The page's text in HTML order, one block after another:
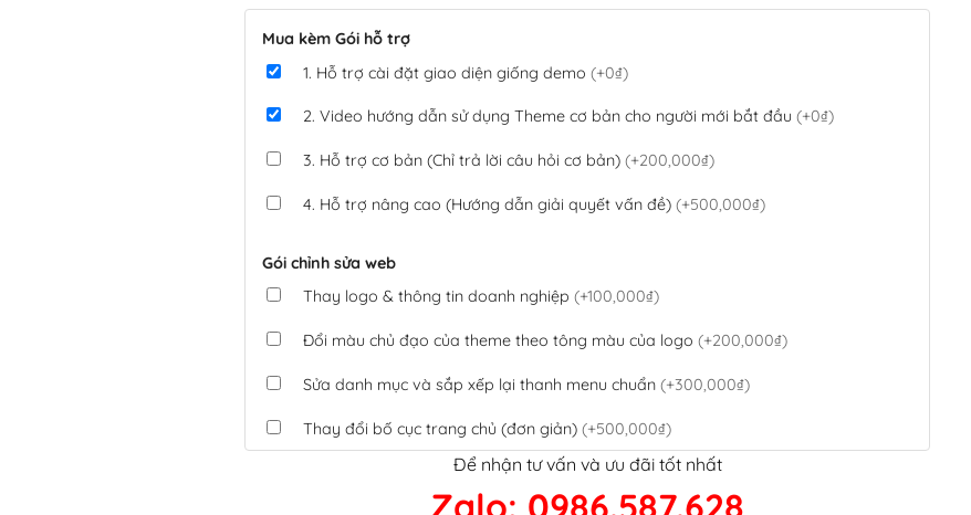
Mua kèm Gói hỗ trợ
1. Hỗ trợ cài đặt giao diện giống demo (+0₫)
2. Video hướng dẫn sử dụng Theme cơ bản cho người mới bắt đầu (+0₫)
3. Hỗ trợ cơ bản (Chỉ trả lời câu hỏi cơ bản) (+200,000₫)
4. Hỗ trợ nâng cao (Hướng dẫn giải quyết vấn đề) (+500,000₫)
Gói chỉnh sửa web
Thay logo & thông tin doanh nghiệp (+100,000₫)
Đổi màu chủ đạo của theme theo tông màu của logo (+200,000₫)
Sửa danh mục và sắp xếp lại thanh menu chuẩn (+300,000₫)
Thay đổi bố cục trang chủ (đơn giản) (+500,000₫)
Tích hợp thanh toán QR Code ngân hàng(+100,000₫)
Để nhận tư vấn và ưu đãi tốt nhất
Zalo: 0986.587.628